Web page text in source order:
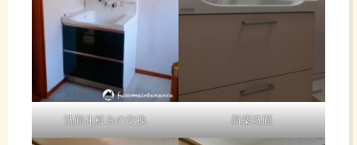
洗面化粧台の交換 新築洗面